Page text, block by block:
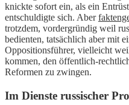
knickte sofort ein, als ein
entschuldigte sich. Aber
trotzdem, vordergründig weil
bedienten, tatsächlich aber mit
Oppositionsführer, vielleicht
kommen, den öffentlich-
Reformen zu zwingen.
Im Dienste russischer